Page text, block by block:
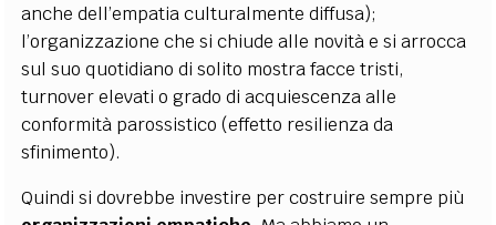
anche dell’empatia culturalmente diffusa);
l’organizzazione che si chiude alle novità e si arrocca
sul suo quotidiano di solito mostra facce tristi,
turnover elevati o grado di acquiescenza alle
conformità parossistico (effetto resilienza da
sfinimento).
Quindi si dovrebbe investire per costruire sempre più